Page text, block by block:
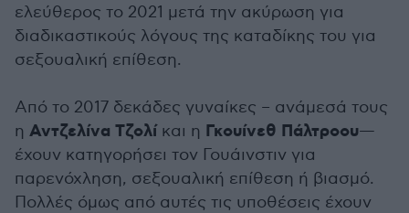
ελεύθερος το 2021 μετά την ακύρωση για
διαδικαστικούς λόγους της καταδίκης του για
σεξουαλική επίθεση.
Από το 2017 δεκάδες γυναίκες – ανάμεσά τους
η Αντζελίνα Τζολίκαι η Γκουίνεθ Πάλτροου—
έχουν κατηγορήσει τον Γουάινστιν για
παρενόχληση, σεξουαλική επίθεση ή βιασμό.
Πολλές όμως από αυτές τις υποθέσεις έχουν